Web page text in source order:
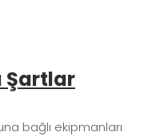
Şartlar
bağlı ekipmanları